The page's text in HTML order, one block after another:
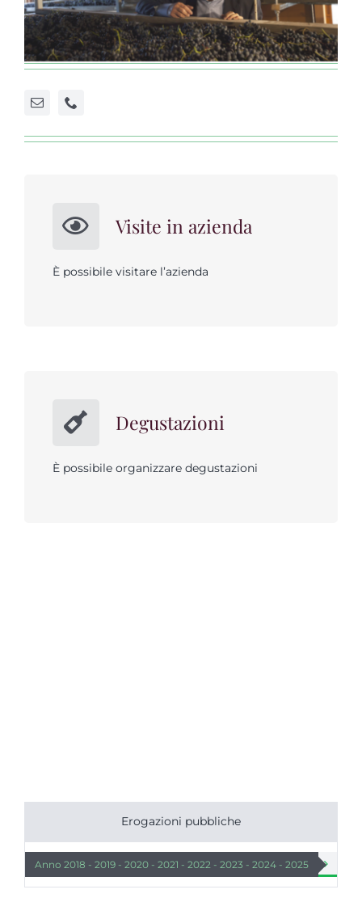
Visite in azienda
È possibile visitare l’azienda
Degustazioni
È possibile organizzare degustazioni
Erogazioni pubbliche
Anno 2018 - 2019 - 2020 - 2021 - 2022 - 2023 - 2024 - 2025
 